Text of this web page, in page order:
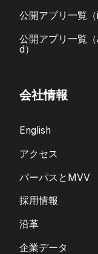
公開アプリ一覧（
公開アプリ一覧
d）
会社情報
English
アクセス
パーパスとMVV
採用情報
沿革
企業データ